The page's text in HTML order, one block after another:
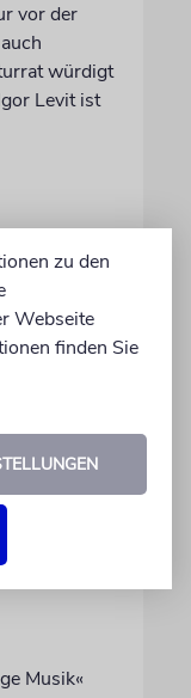
vor der
würdigt
Levit ist
Musik«
zu den
Webseite
finden Sie